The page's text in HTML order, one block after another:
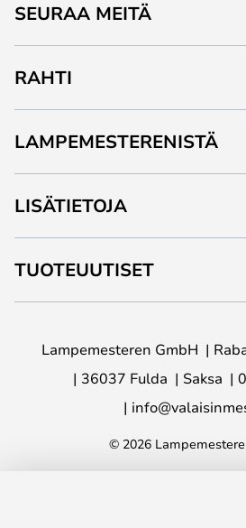
SEURAA MEITÄ
RAHTI
LAMPEMESTERENISTÄ
LISÄTIETOJA
TUOTEUUTISET
Lampemesteren GmbH
36037 Fulda
Saksa
© 2026